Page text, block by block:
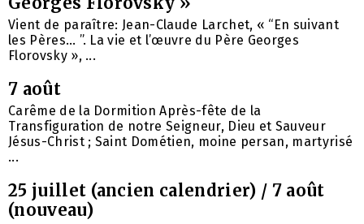
Vient de paraître: Jean-Claude Larchet, « “En suivant
les Pères… ”. La vie et l’œuvre du Père Georges
Florovsky », ...
7 août
Carême de la Dormition Après-fête de la
Transfiguration de notre Seigneur, Dieu et Sauveur
Jésus-Christ ; Saint Dométien, moine persan, martyrisé
...
25 juillet (ancien calendrier) / 7 août
(nouveau)